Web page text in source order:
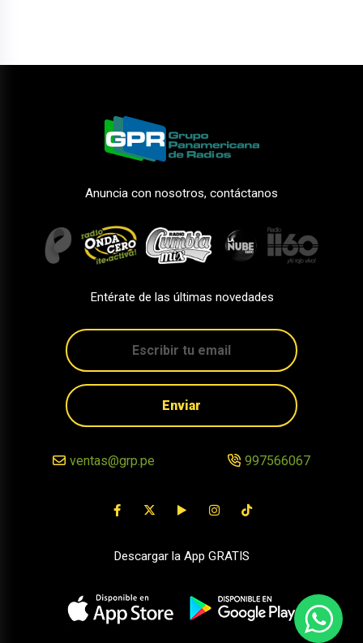
Anuncia con nosotros, contáctanos
Entérate de las últimas novedades
Enviar
ventas@grp.pe 997566067
Descargar la App GRATIS